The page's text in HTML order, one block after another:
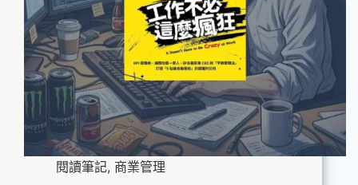
閱讀筆記, 商業管理